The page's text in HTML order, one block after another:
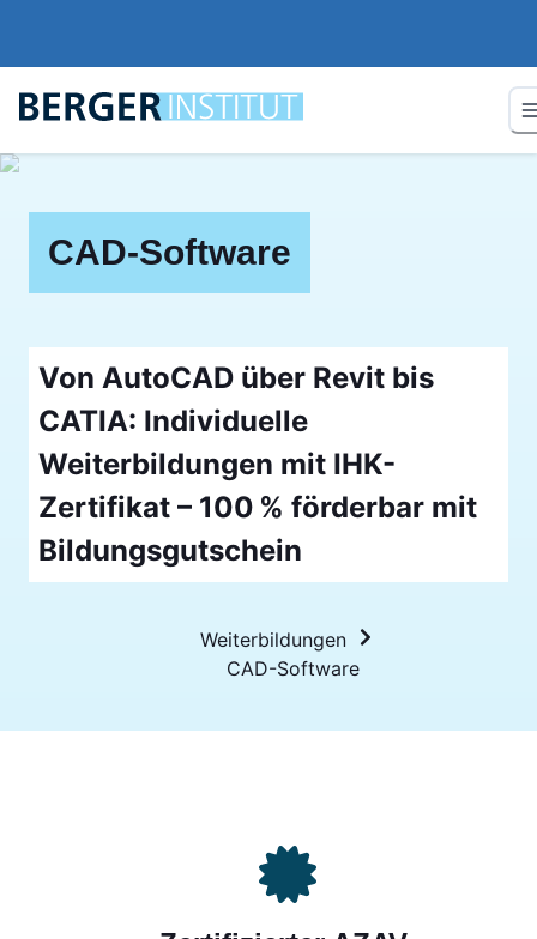
CAD-Software
Von AutoCAD über Revit bis
CATIA: Individuelle
Weiterbildungen mit IHK-
Zertifikat – 100 % förderbar mit
Bildungsgutschein
Weiterbildungen
CAD-Software